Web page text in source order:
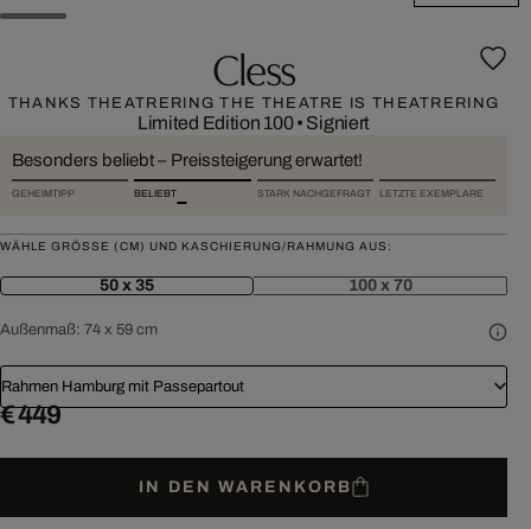
Cless
THANKS THEATRERING THE THEATRE IS THEATRERING
Limited Edition 100• Signiert
Besonders beliebt – Preissteigerung erwartet!
GEHEIMTIPP BELIEBT STARK NACHGEFRAGT LETZTE EXEMPLARE
WÄHLE GRÖSSE (CM) UND KASCHIERUNG/RAHMUNG AUS:
50 x 35 100 x 70
Außenmaß: 74 x 59 cm
Rahmen Hamburg mit Passepartout
€ 449
IN DEN WARENKORB